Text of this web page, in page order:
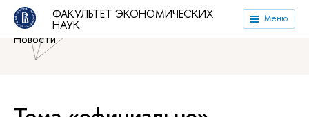
ФАКУЛЬТЕТ ЭКОНОМИЧЕСКИХ
НАУК Меню
Национальный исследовательский университет «Высшая
школа экономики»
Факультет экономических наук
Новости